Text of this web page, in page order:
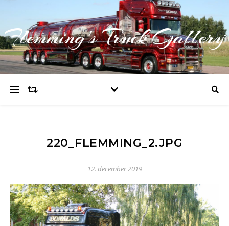
Flemming's Truck Gallery
220_FLEMMING_2.JPG
12. december 2019